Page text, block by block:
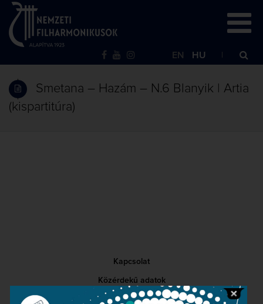
EN HU
Smetana – Hazám – N.6 Blanyik | Artia
(kispartitúra)
Kapcsolat
Közérdekű adatok
Sajtószoba